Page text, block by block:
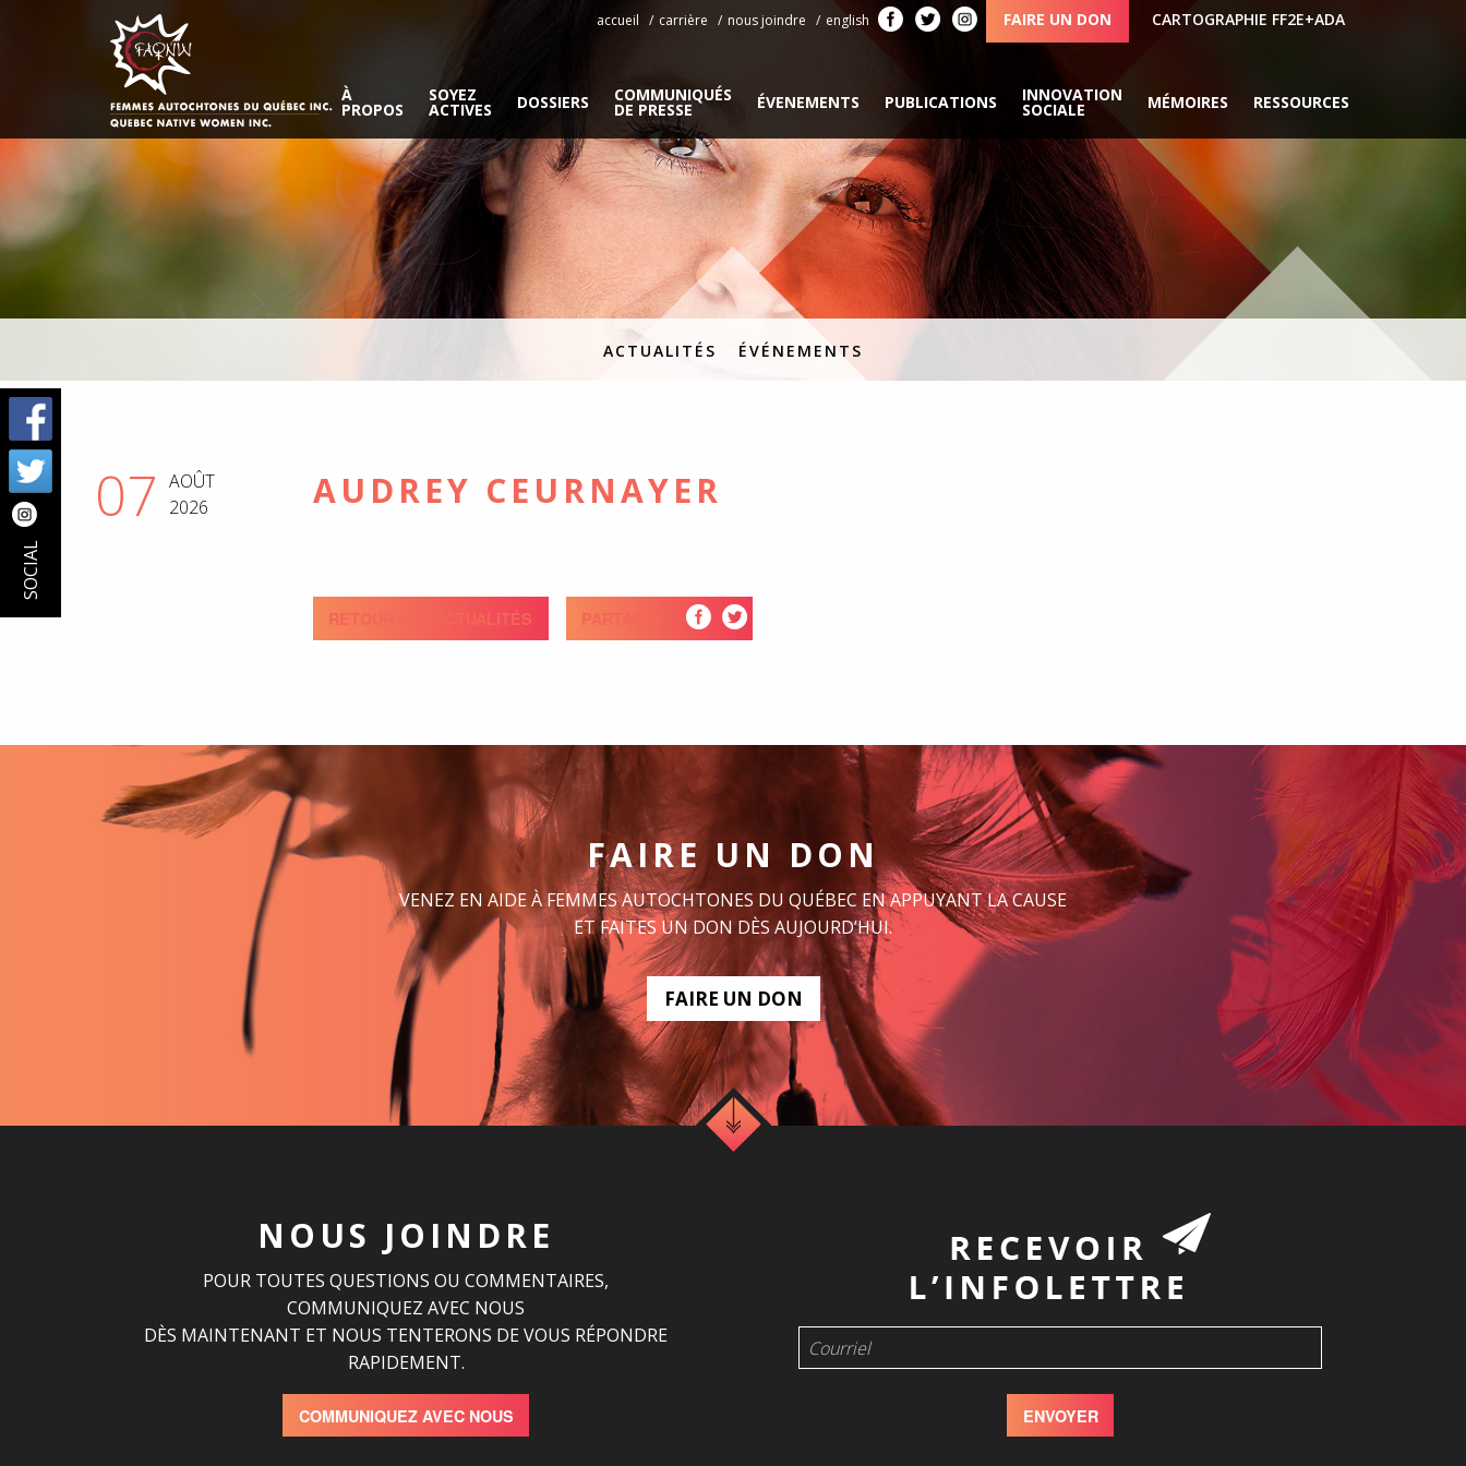
accueil carrière nous joindre english FAIRE UN DON CARTOGRAPHIE FF2E+ADA
À
PROPOS
SOYEZ
ACTIVES DOSSIERS COMMUNIQUÉS
DE PRESSE ÉVENEMENTS PUBLICATIONS INNOVATION
SOCIALE MÉMOIRES RESSOURCES
SOCIAL
ACTUALITÉS ÉVÉNEMENTS
07 AOÛT
2026
AUDREY CEURNAYER
RETOUR AUX ACTUALITÉS PARTAGEZ
FAIRE UN DON
VENEZ EN AIDE À FEMMES AUTOCHTONES DU QUÉBEC EN APPUYANT LA CAUSE
ET FAITES UN DON DÈS AUJOURD’HUI.
FAIRE UN DON
NOUS JOINDRE
POUR TOUTES QUESTIONS OU COMMENTAIRES,
COMMUNIQUEZ AVEC NOUS
DÈS MAINTENANT ET NOUS TENTERONS DE VOUS RÉPONDRE
RAPIDEMENT.
COMMUNIQUEZ AVEC NOUS